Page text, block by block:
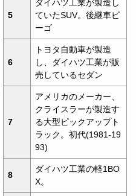
5
ダイハツ工業が製造し
ていたSUV。後継車ビ
ーゴ
6
トヨタ自動車が製造
し、ダイハツ工業が販
売しているセダン
7
アメリカのメーカー、
クライスラーが製造す
る大型ピックアップト
ラック。初代(1981-19
93)
8
ダイハツ工業の軽1BO
X。